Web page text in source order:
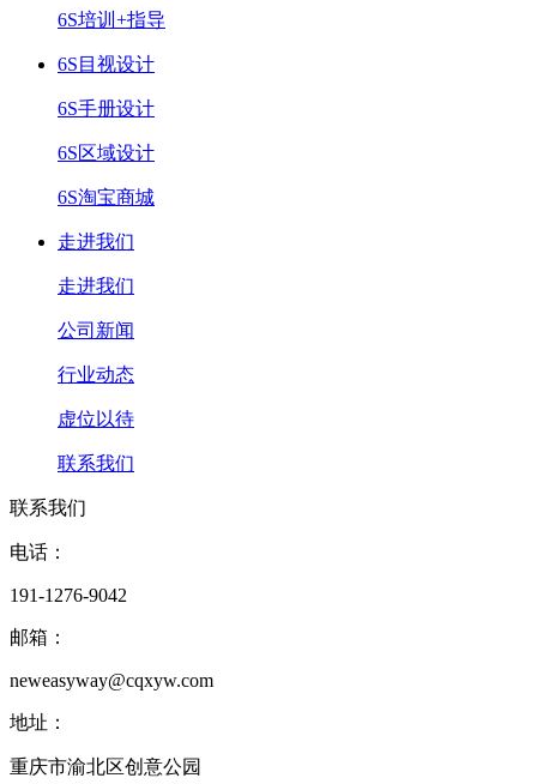
6S培训+指导
6S目视设计
6S手册设计
6S区域设计
6S淘宝商城
走进我们
走进我们
公司新闻
行业动态
虚位以待
联系我们
联系我们
电话：
191-1276-9042
邮箱：
neweasyway@cqxyw.com
地址：
重庆市渝北区创意公园